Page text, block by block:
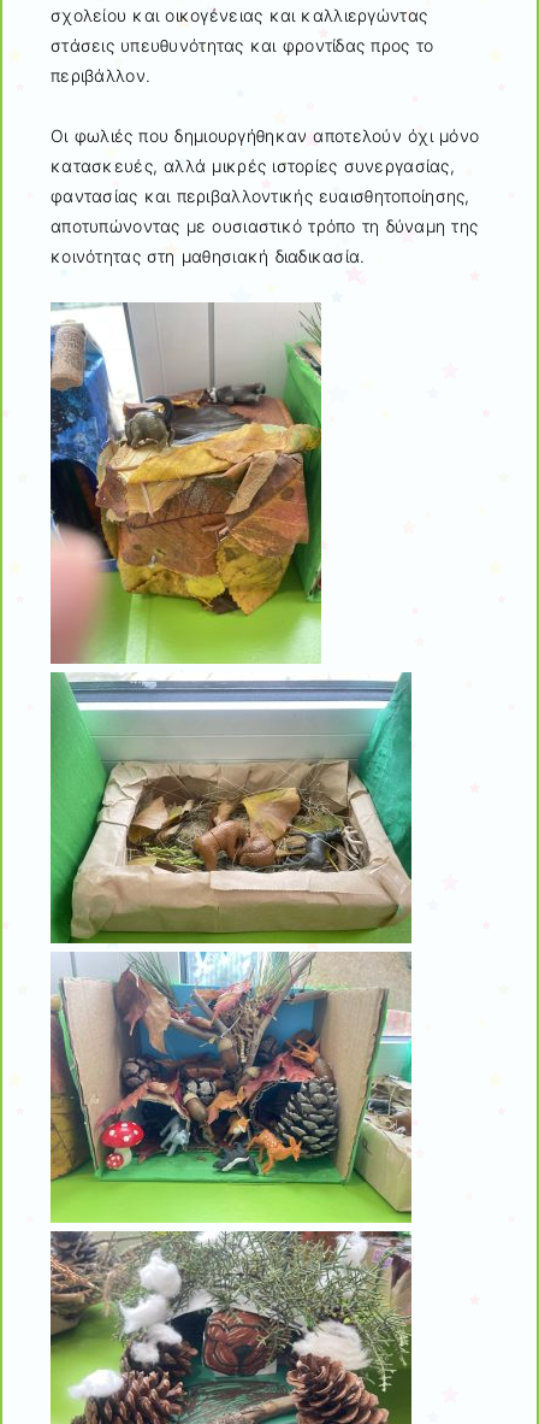
σχολείου και οικογένειας και καλλιεργώντας
στάσεις υπευθυνότητας και φροντίδας προς το
περιβάλλον.
Οι φωλιές που δημιουργήθηκαν αποτελούν όχι μόνο
κατασκευές, αλλά μικρές ιστορίες συνεργασίας,
φαντασίας και περιβαλλοντικής ευαισθητοποίησης,
αποτυπώνοντας με ουσιαστικό τρόπο τη δύναμη της
κοινότητας στη μαθησιακή διαδικασία.